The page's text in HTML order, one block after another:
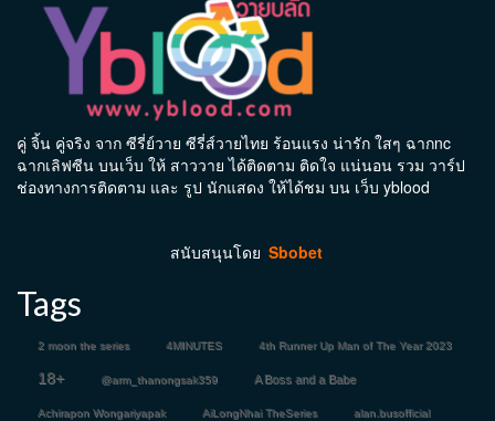
คู่ จิ้น คู่จริง จาก ซีรี่ย์วาย ซีรี่ส์วายไทย ร้อนแรง น่ารัก ใสๆ ฉากnc
ฉากเลิฟซีน บนเว็บ ให้ สาววาย ได้ติดตาม ติดใจ แน่นอน รวม วาร์ป
ช่องทางการติดตาม และ รูป นักแสดง ให้ได้ชม บน เว็บ yblood
สนับสนุนโดย Sbobet
Tags
2 moon the series 4MINUTES 4th Runner Up Man of The Year 2023
18+ @arm_thanongsak359 A Boss and a Babe
Achirapon Wongariyapak AiLongNhai TheSeries alan.busofficial